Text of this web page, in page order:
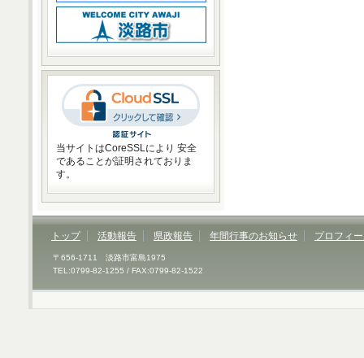
当サイトはCoreSSLにより 安全
であることが証明されておりま
す。
トップ 活動報告 県政報告 年間行事のお知らせ プロフィ
〒656-1711 淡路市富島1975
TEL:0799-82-1255 / FAX:0799-82-1522